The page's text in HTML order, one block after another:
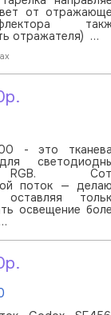
от
отражателя) …
- это
RGB.
поток —
освещение